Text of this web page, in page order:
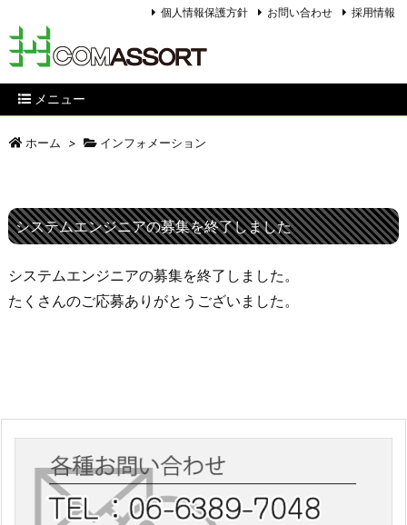
メニュー
個人情報保護方針 お問い合わせ 採用情報
ホーム > インフォメーション
システムエンジニアの募集を終了しました
システムエンジニアの募集を終了しました。
たくさんのご応募ありがとうございました。